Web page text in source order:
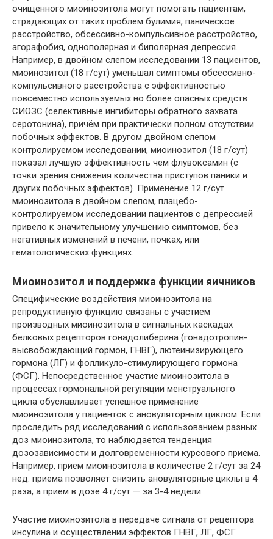
очищенного миоинозитола могут помогать пациентам,
страдающих от таких проблем булимия, паническое
расстройство, обсессивно-компульсивное расстройство,
агорафобия, однополярная и биполярная депрессия.
Например, в двойном слепом исследовании 13 пациентов,
миоинозитол (18 г/сут) уменьшал симптомы обсессивно-
компульсивного расстройства с эффективностью
повсеместно используемых но более опасных средств
СИОЗС (селективные ингибиторы обратного захвата
серотонина), причём при практически полном отсутствии
побочных эффектов. В другом двойном слепом
контролируемом исследовании, миоинозитол (18 г/сут)
показал лучшую эффективность чем флувоксамин (с
точки зрения снижения количества приступов паники и
других побочных эффектов). Применение 12 г/сут
миоинозитола в двойном слепом, плацебо-
контролируемом исследовании пациентов с депрессией
привело к значительному улучшению симптомов, без
негативных изменений в печени, почках, или
гематологических функциях.
Миоинозитол и поддержка функции яичников
Специфические воздействия миоинозитола на
репродуктивную функцию связаны с участием
производных миоинозитола в сигнальных каскадах
белковых рецепторов гонадолиберина (гонадотропин-
высвобождающий гормон, ГНВГ), лютеинизирующего
гормона (ЛГ) и фолликуло-стимулирующего гормона
(ФСГ). Непосредственное участие миоинозитола в
процессах гормональной регуляции менструального
цикла обуславливает успешное применение
миоинозитола у пациенток с ановуляторным циклом. Если
проследить ряд исследований с использованием разных
доз миоинозитола, то наблюдается тенденция
дозозависимости и долговременности курсового приема.
Например, прием миоинозитола в количестве 2 г/сут за 24
нед. приема позволяет снизить ановуляторные циклы в 4
раза, а прием в дозе 4 г/сут — за 3-4 недели.
Участие миоинозитола в передаче сигнала от рецептора
инсулина и осуществлении эффектов ГНВГ, ЛГ, ФСГ